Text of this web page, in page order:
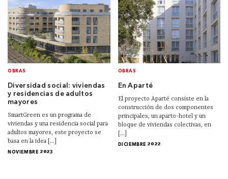
OBRAS
Diversidad social: viviendas
y residencias de adultos
mayores
SmartGreen es un programa de
viviendas y una residencia social para
adultos mayores, este proyecto se
basa en la idea [...]
NOVIEMBRE 2023
OBRAS
En Aparté
El proyecto Aparté consiste en la
construcción de dos componentes
principales, un aparto-hotel y un
bloque de viviendas colectivas, en
[...]
DICIEMBRE 2022